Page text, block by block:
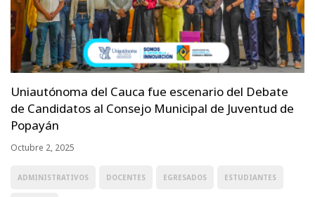
Uniautónoma del Cauca fue escenario del Debate
de Candidatos al Consejo Municipal de Juventud de
Popayán
Octubre 2, 2025
ADMINISTRATIVOS DOCENTES EGRESADOS ESTUDIANTES